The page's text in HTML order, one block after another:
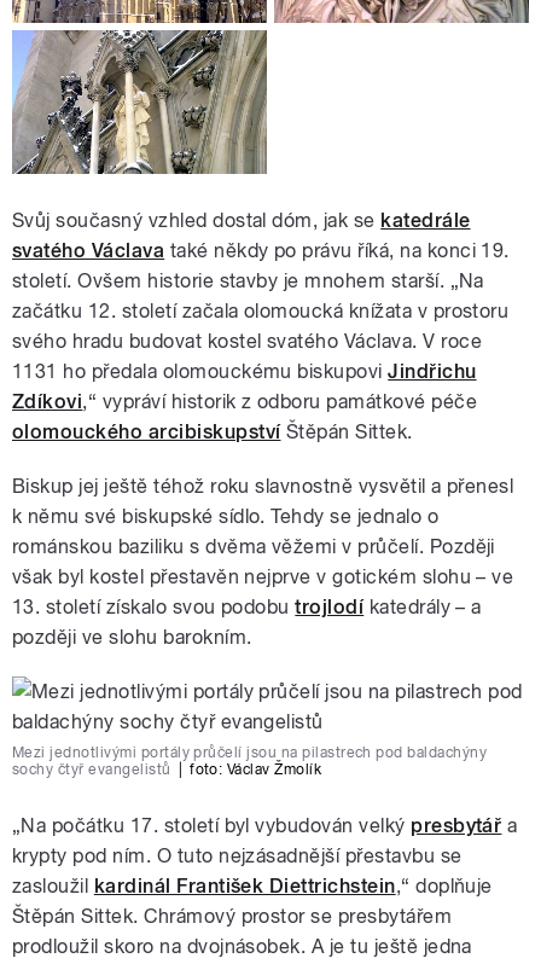
Svůj současný vzhled dostal dóm, jak se katedrále
svatého Václava také někdy po právu říká, na konci 19.
století. Ovšem historie stavby je mnohem starší. „Na
začátku 12. století začala olomoucká knížata v prostoru
svého hradu budovat kostel svatého Václava. V roce
1131 ho předala olomouckému biskupoviJindřichu
Zdíkovi,“ vypráví historik z odboru památkové péče
olomouckého arcibiskupstvíŠtěpán Sittek.
Biskup jej ještě téhož roku slavnostně vysvětil a přenesl
k němu své biskupské sídlo. Tehdy se jednalo o
románskou baziliku s dvěma věžemi v průčelí. Později
však byl kostel přestavěn nejprve v gotickém slohu – ve
13. století získalo svou podobutrojlodíkatedrály – a
později ve slohu barokním.
Mezi jednotlivými portály průčelí jsou na pilastrech pod baldachýny
sochy čtyř evangelistů
foto: Václav Žmolík
„Na počátku 17. století byl vybudován velký presbytář a
krypty pod ním. O tuto nejzásadnější přestavbu se
zasloužil kardinál František Diettrichstein,“ doplňuje
Štěpán Sittek. Chrámový prostor se presbytářem
prodloužil skoro na dvojnásobek. A je tu ještě jedna